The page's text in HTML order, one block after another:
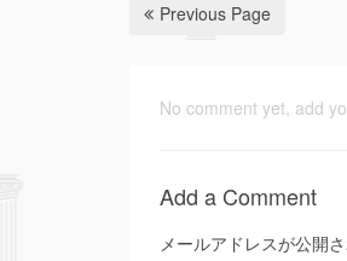
Previous Page
No comment yet, add
Add a Comment
メールアドレスが公開